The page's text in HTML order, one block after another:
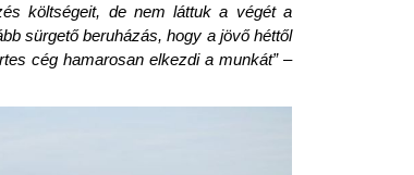
költségeit, de nem láttuk a végét a
sürgető beruházás, hogy a jövő héttől
cég hamarosan elkezdi a munkát” –